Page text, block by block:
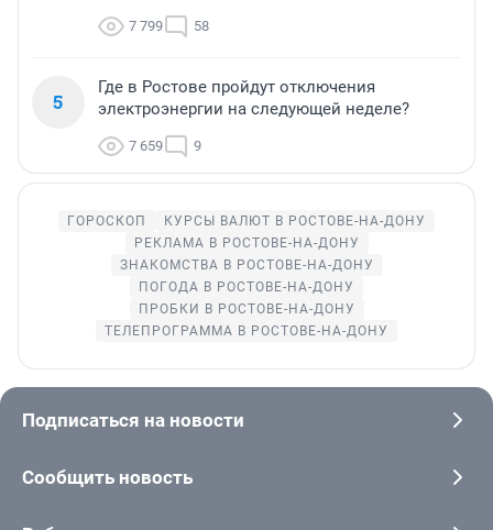
7 799 58
5
Где в Ростове пройдут отключения
электроэнергии на следующей неделе?
7 659 9
ГОРОСКОП
КУРСЫ ВАЛЮТ В РОСТОВЕ-НА-ДОНУ
РЕКЛАМА В РОСТОВЕ-НА-ДОНУ
ЗНАКОМСТВА В РОСТОВЕ-НА-ДОНУ
ПОГОДА В РОСТОВЕ-НА-ДОНУ
ПРОБКИ В РОСТОВЕ-НА-ДОНУ
ТЕЛЕПРОГРАММА В РОСТОВЕ-НА-ДОНУ
Подписаться на новости
Сообщить новость